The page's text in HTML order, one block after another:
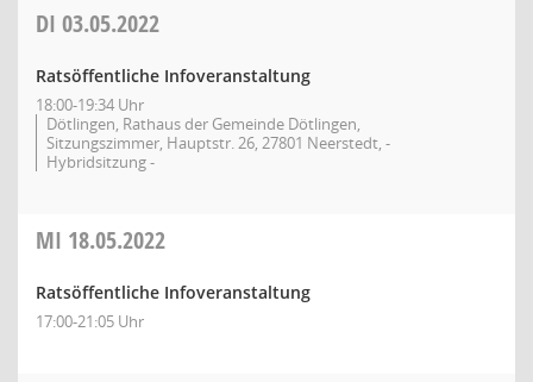
DI 03.05.2022
Ratsöffentliche Infoveranstaltung
18:00-19:34 Uhr
Dötlingen, Rathaus der Gemeinde Dötlingen,
Sitzungszimmer, Hauptstr. 26, 27801 Neerstedt, -
Hybridsitzung -
MI 18.05.2022
Ratsöffentliche Infoveranstaltung
17:00-21:05 Uhr